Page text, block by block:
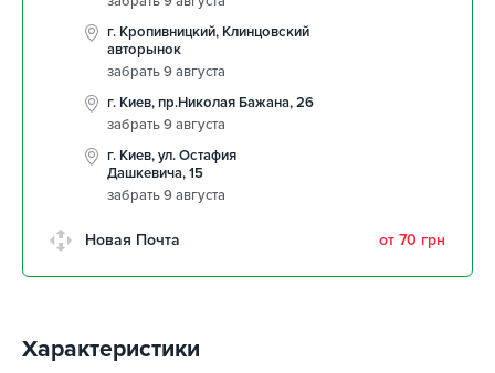
г. Кропивницкий, Клинцовский
авторынок
забрать 9 августа
г. Киев, пр.Николая Бажана, 26
забрать 9 августа
г. Киев, ул. Остафия
Дашкевича, 15
забрать 9 августа
Новая Почта от 70 грн
Характеристики